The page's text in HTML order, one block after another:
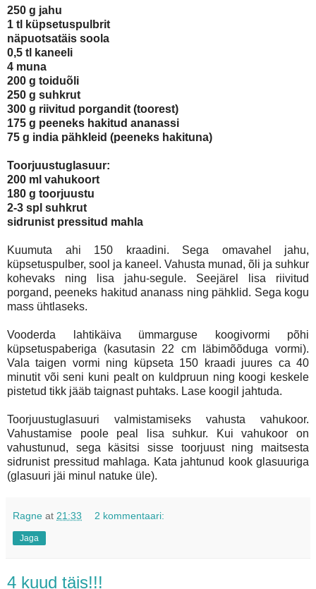
250 g jahu
1 tl küpsetuspulbrit
näpuotsatäis soola
0,5 tl kaneeli
4 muna
200 g toiduõli
250 g suhkrut
300 g riivitud porgandit (toorest)
175 g peeneks hakitud ananassi
75 g india pähkleid (peeneks hakituna)
Toorjuustuglasuur:
200 ml vahukoort
180 g toorjuustu
2-3 spl suhkrut
sidrunist pressitud mahla
Kuumuta ahi 150 kraadini. Sega omavahel jahu,
küpsetuspulber, sool ja kaneel. Vahusta munad, õli ja suhkur
kohevaks ning lisa jahu-segule. Seejärel lisa riivitud
porgand, peeneks hakitud ananass ning pähklid. Sega kogu
mass ühtlaseks.
Vooderda lahtikäiva ümmarguse koogivormi põhi
küpsetuspaberiga (kasutasin 22 cm läbimõõduga vormi).
Vala taigen vormi ning küpseta 150 kraadi juures ca 40
minutit või seni kuni pealt on kuldpruun ning koogi keskele
pistetud tikk jääb taignast puhtaks. Lase koogil jahtuda.
Toorjuustuglasuuri valmistamiseks vahusta vahukoor.
Vahustamise poole peal lisa suhkur. Kui vahukoor on
vahustunud, sega käsitsi sisse toorjuust ning maitsesta
sidrunist pressitud mahlaga. Kata jahtunud kook glasuuriga
(glasuuri jäi minul natuke üle).
Ragne at 21:33 2 kommentaari:
Jaga
4 kuud täis!!!